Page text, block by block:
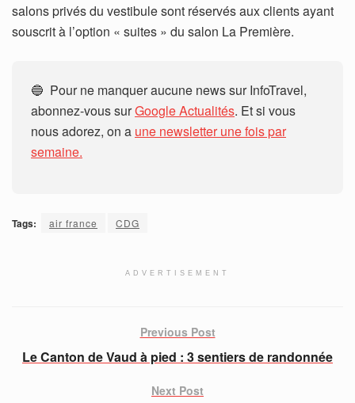
salons privés du vestibule sont réservés aux clients ayant
souscrit à l’option « suites » du salon La Première.
🔵 Pour ne manquer aucune news sur InfoTravel,
abonnez-vous surGoogle Actualités. Et si vous
nous adorez, on a une newsletter une fois par
semaine.
Tags: air france CDG
ADVERTISEMENT
Previous Post
Le Canton de Vaud à pied : 3 sentiers de randonnée
Next Post